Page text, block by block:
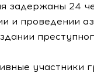
задержаны 24
и проведении